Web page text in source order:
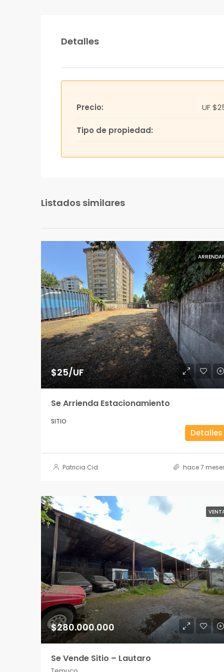
Detalles
Precio: UF
Tipo de propiedad:
Listados similares
$25/UF
Se Arrienda Estacionamiento
SITIO
Detalles
Patricia Cid hace 7
$280.000.000
Se Vende Sitio – Lautaro